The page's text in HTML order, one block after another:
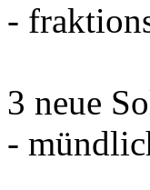
-
3 neue
-